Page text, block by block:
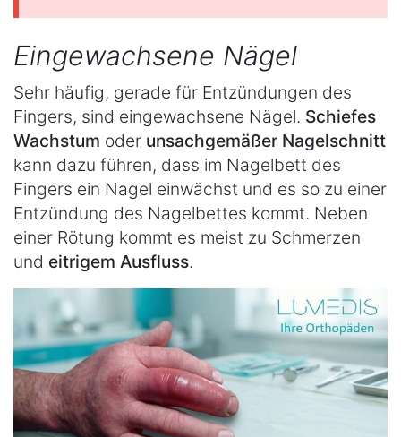
Eingewachsene Nägel
Sehr häufig, gerade für Entzündungen des
Fingers, sind eingewachsene Nägel. Schiefes
Wachstum oder unsachgemäßer Nagelschnitt
kann dazu führen, dass im Nagelbett des
Fingers ein Nagel einwächst und es so zu einer
Entzündung des Nagelbettes kommt. Neben
einer Rötung kommt es meist zu Schmerzen
und eitrigem Ausfluss.